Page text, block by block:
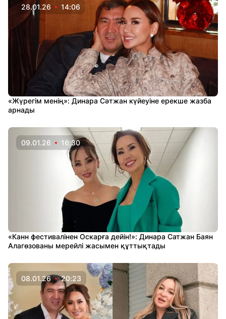
28.01.26 14:06
«Жүрегім менің»: Динара Сәтжан күйеуіне ерекше жазба
арнады
09.01.26 16:30
«Канн фестивалінен Оскарға дейін!»: Динара Сатжан Баян
Алагөзованы мерейлі жасымен құттықтады
08.01.26 20:23